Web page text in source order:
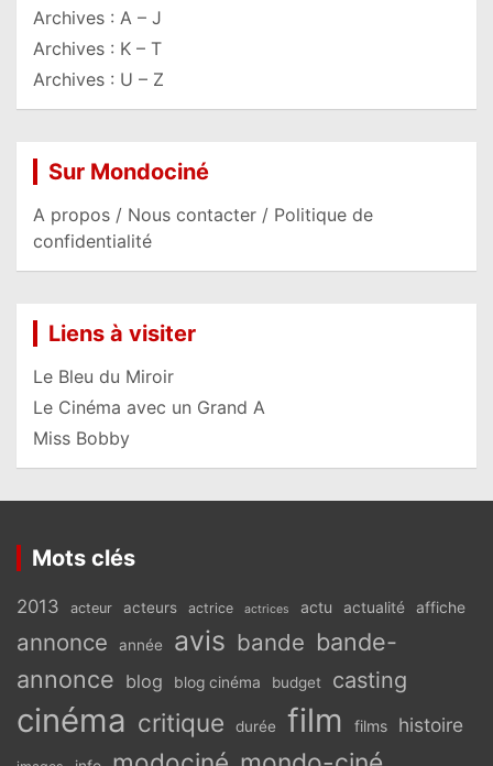
Archives : A – J
Archives : K – T
Archives : U – Z
Sur Mondociné
A propos / Nous contacter / Politique de
confidentialité
Liens à visiter
Le Bleu du Miroir
Le Cinéma avec un Grand A
Miss Bobby
Mots clés
2013 acteur acteurs actrice actrices actu actualité affiche
annonce année avis bande bande-
annonce blog blog cinéma budget casting
cinéma critique durée film films histoire